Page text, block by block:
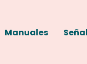
Manuales